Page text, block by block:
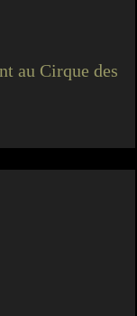
au Cirque des